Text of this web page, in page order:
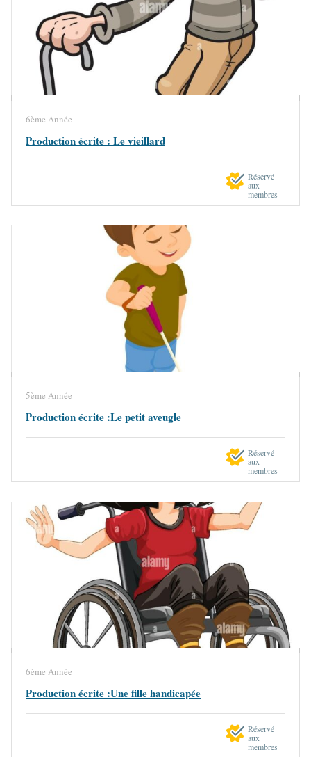
6ème Année
Production écrite : Le vieillard
Réservé
aux
membres
5ème Année
Production écrite :Le petit aveugle
Réservé
aux
membres
6ème Année
Production écrite :Une fille handicapée
Réservé
aux
membres